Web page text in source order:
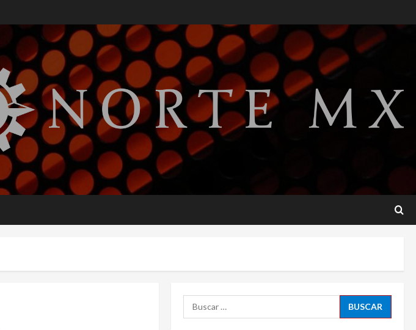
Buscar:
2
a jornaleros agrícolas
agosto 6, 2026
3
Turista muere ahogado en
alberca de hotel en Acapulco;
familiares pidieron ayuda
ante falta de personal
capacitado
por bonos de TV Azteca